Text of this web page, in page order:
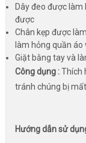
Dây đeo được
được
Chân kẹp được
làm hỏng quần
Giặt bằng tay và
Công dụng :Thích
tránh chúng bị
Hướng dẫn sử